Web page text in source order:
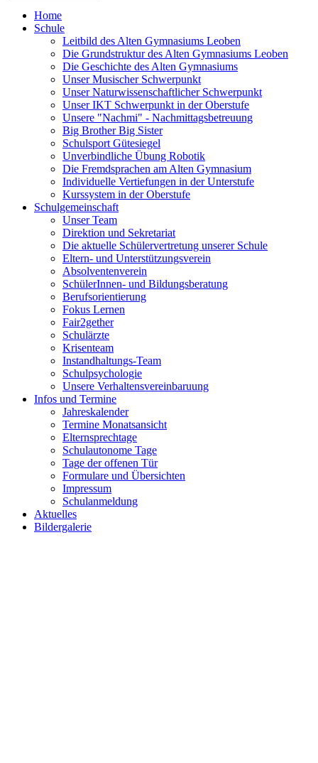
Home
Schule
Leitbild des Alten Gymnasiums Leoben
Die Grundstruktur des Alten Gymnasiums Leoben
Die Geschichte des Alten Gymnasiums
Unser Musischer Schwerpunkt
Unser Naturwissenschaftlicher Schwerpunkt
Unser IKT Schwerpunkt in der Oberstufe
Unsere "Nachmi" - Nachmittagsbetreuung
Big Brother Big Sister
Schulsport Gütesiegel
Unverbindliche Übung Robotik
Die Fremdsprachen am Alten Gymnasium
Individuelle Vertiefungen in der Unterstufe
Kurssystem in der Oberstufe
Schulgemeinschaft
Unser Team
Direktion und Sekretariat
Die aktuelle Schülervertretung unserer Schule
Eltern- und Unterstützungsverein
Absolventenverein
SchülerInnen- und Bildungsberatung
Berufsorientierung
Fokus Lernen
Fair2gether
Schulärzte
Krisenteam
Instandhaltungs-Team
Schulpsychologie
Unsere Verhaltensvereinbaruung
Infos und Termine
Jahreskalender
Termine Monatsansicht
Elternsprechtage
Schulautonome Tage
Tage der offenen Tür
Formulare und Übersichten
Impressum
Schulanmeldung
Aktuelles
Bildergalerie